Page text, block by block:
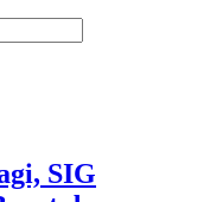
SIG